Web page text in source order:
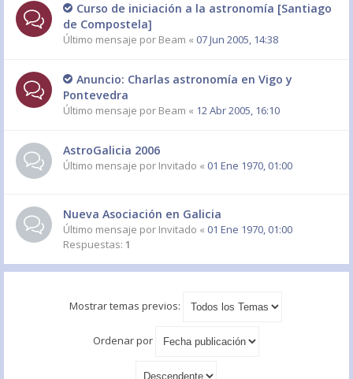
Curso de iniciación a la astronomía [Santiago
de Compostela]
Último mensaje por Beam « 07 Jun 2005, 14:38
Anuncio: Charlas astronomía en Vigo y
Pontevedra
Último mensaje por Beam « 12 Abr 2005, 16:10
AstroGalicia 2006
Último mensaje por Invitado « 01 Ene 1970, 01:00
Nueva Asociación en Galicia
Último mensaje por Invitado « 01 Ene 1970, 01:00
Respuestas: 1
Mostrar temas previos:
Ordenar por